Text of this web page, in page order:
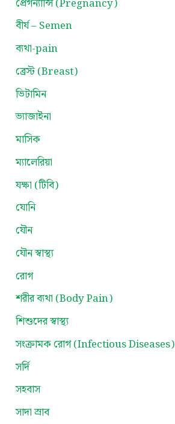
প্রেগন্যান্সি (Pregnancy)
বীর্য – Semen
ব্যথা-pain
ব্রেস্ট (Breast)
ভিটামিন
ভ্যাজাইনা
মাসিক
ম্যালেরিয়া
যক্ষা (টিবি)
যোনি
যৌন
যৌন স্বাস্থ্য
রোগ
শরীর ব্যথা (Body Pain)
শিশুদের স্বাস্থ্য
সংক্রামক রোগ (Infectious Diseases)
সর্দি
সহবাস
সাদা স্রাব